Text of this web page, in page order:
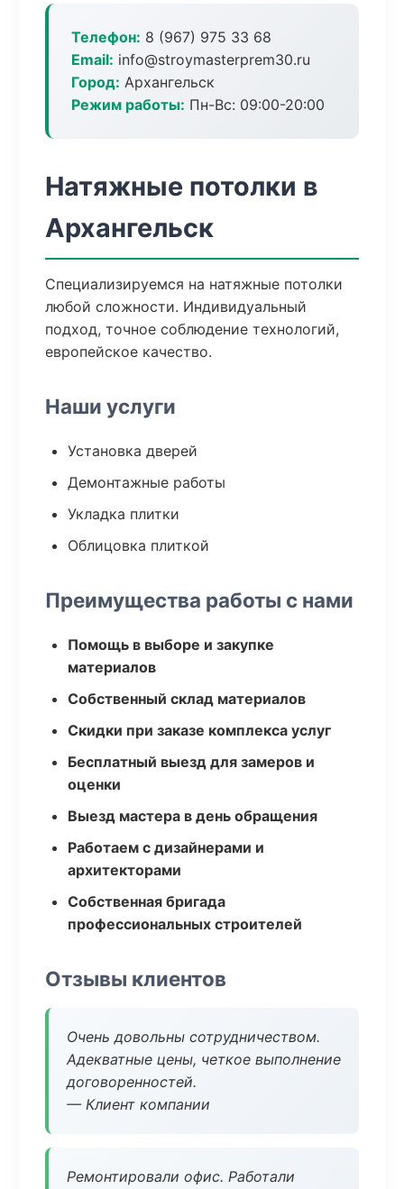
Телефон: 8 (967) 975 33 68
Email: info@stroymasterprem30.ru
Город: Архангельск
Режим работы: Пн-Вс: 09:00-20:00
Натяжные потолки в
Архангельск
Специализируемся на натяжные потолки
любой сложности. Индивидуальный
подход, точное соблюдение технологий,
европейское качество.
Наши услуги
Установка дверей
Демонтажные работы
Укладка плитки
Облицовка плиткой
Преимущества работы с нами
Помощь в выборе и закупке
материалов
Собственный склад материалов
Скидки при заказе комплекса услуг
Бесплатный выезд для замеров и
оценки
Выезд мастера в день обращения
Работаем с дизайнерами и
архитекторами
Собственная бригада
профессиональных строителей
Отзывы клиентов
Очень довольны сотрудничеством.
Адекватные цены, четкое выполнение
договоренностей.
— Клиент компании
Ремонтировали офис. Работали